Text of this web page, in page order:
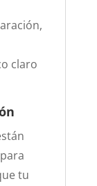
claro
tu